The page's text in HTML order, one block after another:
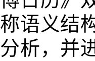
称语义结
分析，并